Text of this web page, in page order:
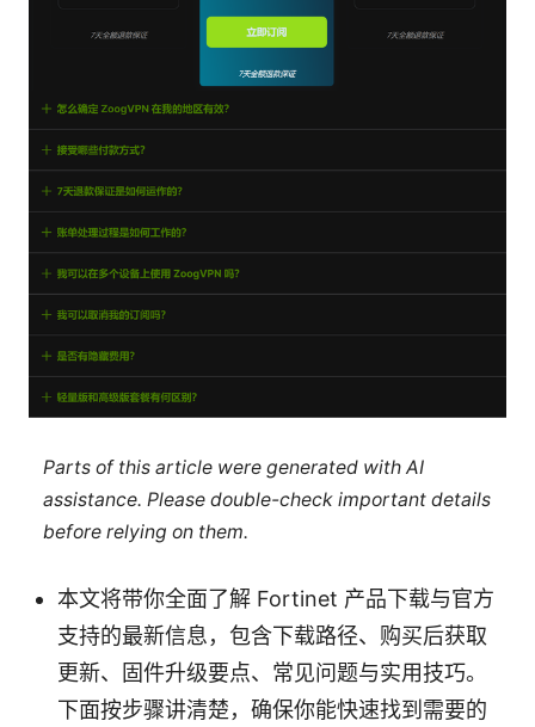
Parts of this article were generated with AI
assistance. Please double-check important details
before relying on them.
本文将带你全面了解 Fortinet 产品下载与官方
支持的最新信息，包含下载路径、购买后获取
更新、固件升级要点、常见问题与实用技巧。
下面按步骤讲清楚，确保你能快速找到需要的